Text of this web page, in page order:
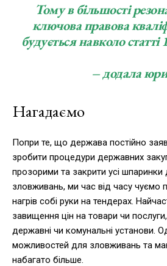
Тому в більшості
ключова правова
будується навколо
– додала
Нагадаємо
Попри те, що держава постійно
зробити процедури державних
прозорими та закрити усі
зловживань, ми час від часу чуємо
нагрів собі руки на тендерах.
завищення цін на товари чи
державні чи комунальні установи.
можливостей для зловживань та
набагато більше.